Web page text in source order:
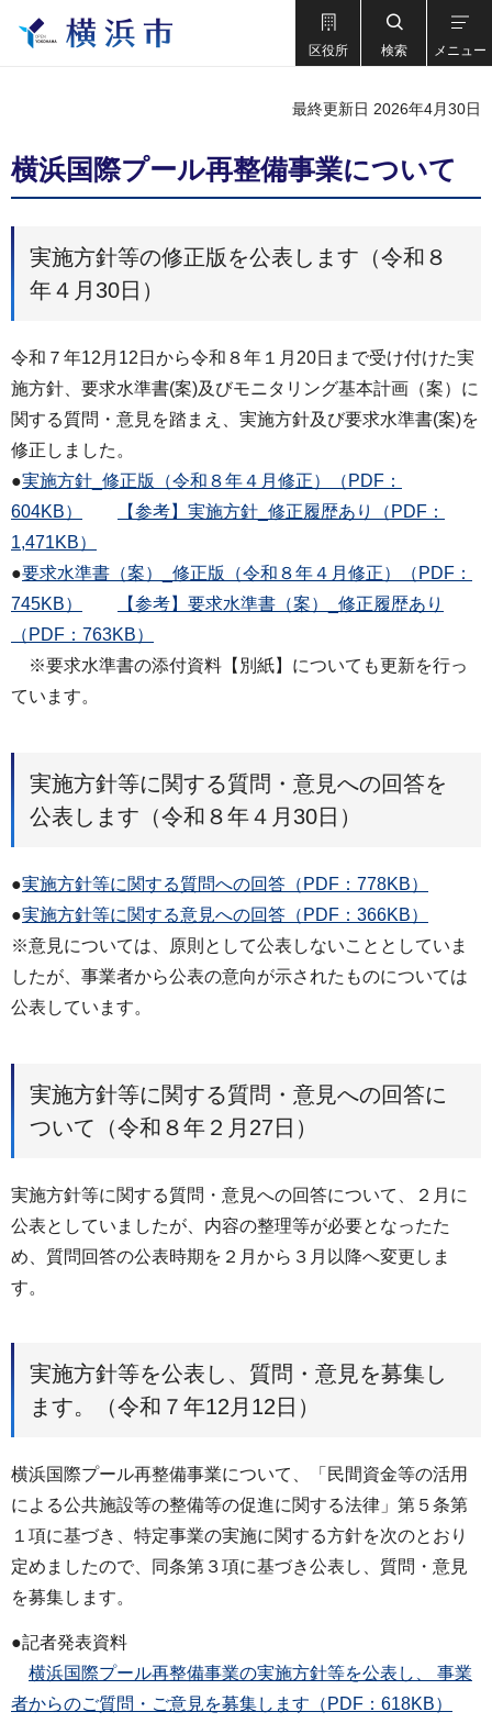
区役所 検索 メニュー
最終更新日 2026年4月30日
横浜国際プール再整備事業について
実施方針等の修正版を公表します（令和８
年４月30日）
令和７年12月12日から令和８年１月20日まで受け付けた実
施方針、要求水準書(案)及びモニタリング基本計画（案）に
関する質問・意見を踏まえ、実施方針及び要求水準書(案)を
修正しました。
●実施方針_修正版（令和８年４月修正）（PDF：
604KB）
【参考】実施方針_修正履歴あり（PDF：
1,471KB）
●要求水準書（案）_修正版（令和８年４月修正）（PDF：
745KB）
【参考】要求水準書（案）_修正履歴あり
（PDF：763KB）
※要求水準書の添付資料【別紙】についても更新を行っ
ています。
実施方針等に関する質問・意見への回答を
公表します（令和８年４月30日）
●実施方針等に関する質問への回答（PDF：778KB）
●実施方針等に関する意見への回答（PDF：366KB）
※意見については、原則として公表しないこととしていま
したが、事業者から公表の意向が示されたものについては
公表しています。
実施方針等に関する質問・意見への回答に
ついて（令和８年２月27日）
実施方針等に関する質問・意見への回答について、２月に
公表としていましたが、内容の整理等が必要となったた
め、質問回答の公表時期を２月から３月以降へ変更しま
す。
実施方針等を公表し、質問・意見を募集し
ます。（令和７年12月12日）
横浜国際プール再整備事業について、「民間資金等の活用
による公共施設等の整備等の促進に関する法律」第５条第
１項に基づき、特定事業の実施に関する方針を次のとおり
定めましたので、同条第３項に基づき公表し、質問・意見
を募集します。
●記者発表資料
横浜国際プール再整備事業の実施方針等を公表し、 事業
者からのご質問・ご意見を募集します（PDF：618KB）